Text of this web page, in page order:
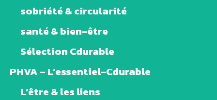
sobriété & circularité
santé & bien-être
Sélection Cdurable
PHVA – L’essentiel-Cdurable
L’être & les liens